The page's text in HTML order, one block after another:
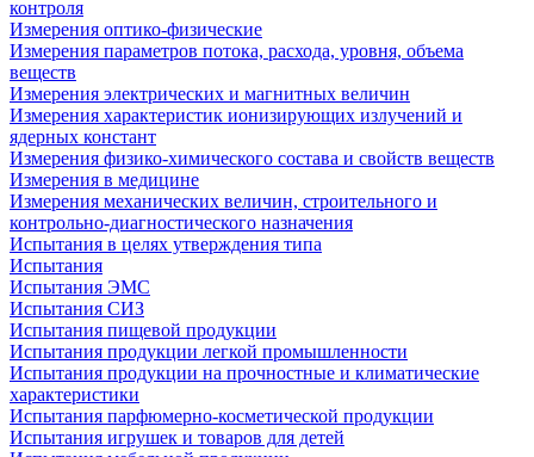
контроля
Измерения оптико-физические
Измерения параметров потока, расхода, уровня, объема
веществ
Измерения электрических и магнитных величин
Измерения характеристик ионизирующих излучений и
ядерных констант
Измерения физико-химического состава и свойств веществ
Измерения в медицине
Измерения механических величин, строительного и
контрольно-диагностического назначения
Испытания в целях утверждения типа
Испытания
Испытания ЭМС
Испытания СИЗ
Испытания пищевой продукции
Испытания продукции легкой промышленности
Испытания продукции на прочностные и климатические
характеристики
Испытания парфюмерно-косметической продукции
Испытания игрушек и товаров для детей